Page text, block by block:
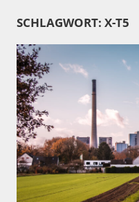
SCHLAGWORT: X-T5